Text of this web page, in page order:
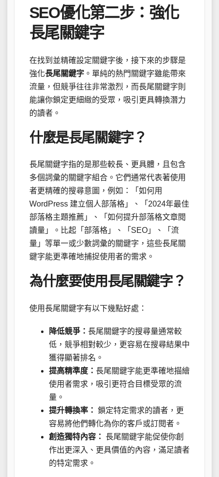
SEO優化第二步：強化
長尾關鍵字
在找到並精確設定關鍵字後，接下來的步驟是
強化長尾關鍵字 。單純的熱門關鍵字雖能帶來
流量，但競爭往往非常激烈，而長尾關鍵字則
能讓你鎖定更細緻的受眾，吸引更具轉換潛力
的讀者。
什麼是長尾關鍵字？
長尾關鍵字指的是那些較長、更具體，且包含
多個詞彙的關鍵字組合。它們通常代表著使用
者更精確的搜尋意圖，例如：「如何用
WordPress 建立個人部落格」、「2024年最佳
部落格主題推薦」、「如何提升部落格文章閱
讀量」。比起「部落格」、「SEO」、「流
量」等單一或少數詞彙的關鍵字，這些長尾關
鍵字能更準確地捕捉使用者的需求。
為什麼要使用長尾關鍵字？
使用長尾關鍵字有以下幾點好處：
降低競爭： 長尾關鍵字的搜尋量通常較
低，競爭相對較少，更容易在搜尋結果中
獲得顯著排名。
提高精準度： 長尾關鍵字能更準確地描繪
使用者需求，吸引更符合目標受眾的流
量。
提升轉換率： 鎖定特定需求的讀者，更
容易將他們轉化為你的客戶或訂閱者。
創造獨特內容： 長尾關鍵字能促使你創
作出更深入、更具價值的內容，滿足讀者
的特定需求。